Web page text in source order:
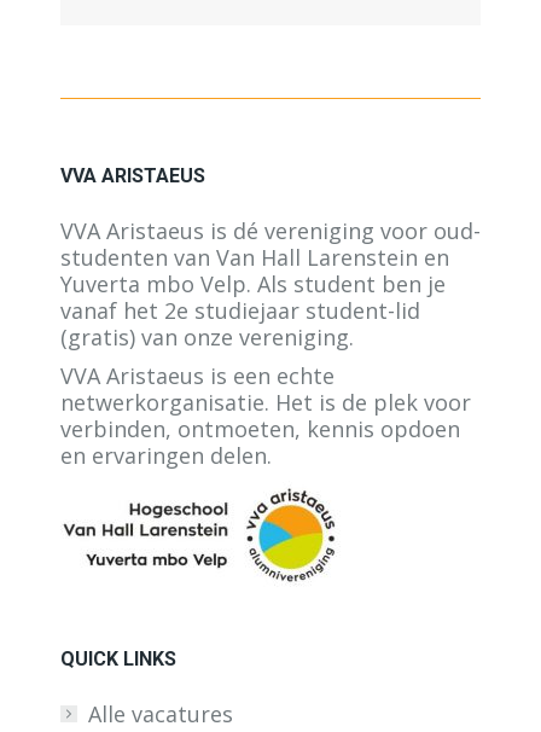
VVA ARISTAEUS
VVA Aristaeus is dé vereniging voor oud-
studenten van Van Hall Larenstein en
Yuverta mbo Velp. Als student ben je
vanaf het 2e studiejaar student-lid
(gratis) van onze vereniging.
VVA Aristaeus is een echte
netwerkorganisatie. Het is de plek voor
verbinden, ontmoeten, kennis opdoen
en ervaringen delen.
QUICK LINKS
Alle vacatures